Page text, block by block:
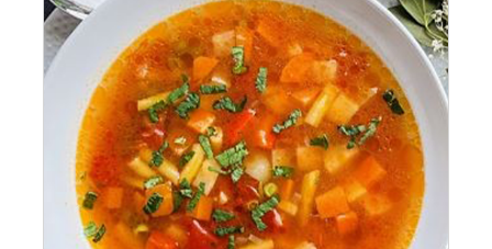
ADAUGĂ ÎN COȘ / DETALII